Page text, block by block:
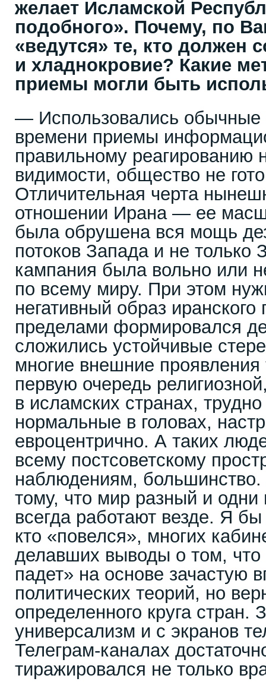
желает Исламской
подобного». Почему, по
«ведутся» те, кто должен
и хладнокровие? Какие
приемы могли быть
— Использовались
времени приемы
правильному реагированию
видимости, общество не
Отличительная черта
отношении Ирана — ее
была обрушена вся мощь
потоков Запада и не только
кампания была вольно или
по всему миру. При этом
негативный образ иранского
пределами формировался
сложились устойчивые
многие внешние
первую очередь
в исламских странах,
нормальные в головах,
евроцентрично. А таких
всему постсоветскому
наблюдениям,
тому, что мир разный и
всегда работают везде. Я
кто «повелся», многих
делавших выводы о том, что
падет» на основе зачастую
политических теорий, но
определенного круга стран.
универсализм и с экранов
Телеграм-каналах
тиражировался не только